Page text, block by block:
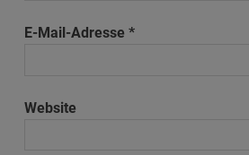
E-Mail-Adresse*
Website